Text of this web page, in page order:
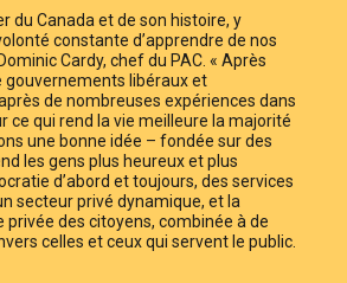
du Canada et de son histoire, y
constante d’apprendre de nos
Cardy, chef du PAC. « Après
gouvernements libéraux et
de nombreuses expériences dans
ce qui rend la vie meilleure la majorité
une bonne idée – fondée sur des
les gens plus heureux et plus
d’abord et toujours, des services
secteur privé dynamique, et la
privée des citoyens, combinée à de
celles et ceux qui servent le public.